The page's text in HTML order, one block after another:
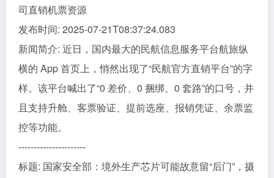
司直销机票资源
发布时间: 2025-07-21T08:37:24.083
新闻简介: 近日，国内最大的民航信息服务平台航旅纵
横的 App 首页上，悄然出现了“民航官方直销平台”的字
样。该平台喊出了“0 差价、0 捆绑、0 套路”的口号，并
且支持升舱、客票验证、提前选座、报销凭证、余票监
控等功能。
----------------------
标题: 国家安全部：境外生产芯片可能故意留“后门”，摄